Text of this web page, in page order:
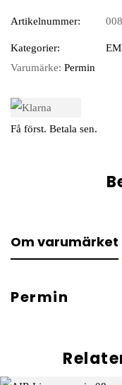
Artikelnummer:
Kategorier:
Varumärke: Permin
Få först. Betala sen.
Om varumärket
Permin